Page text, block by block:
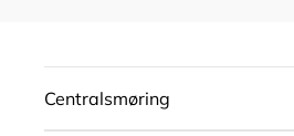
Centralsmøring